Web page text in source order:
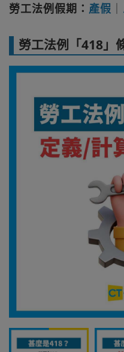
勞工法例假期： 產假
勞工法例「418」